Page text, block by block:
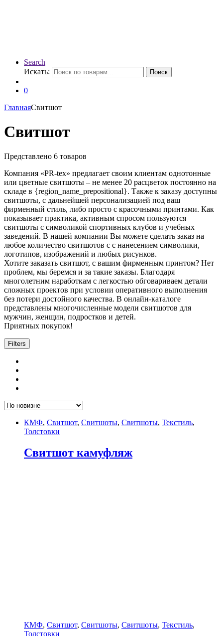
Search
Искать:
Поиск
0
ГлавнаяСвитшот
Свитшот
Представлено 6 товаров
Компания «PR-tex» предлагает своим клиентам однотонные
или цветные свитшоты – не менее 20 расцветок постоянно на
складе в {region_name_prepositional}. Также к заказу доступны
свитшоты, с дальнейшей персонализацией под ваш
фирменный стиль, либо просто с красочными принтами. Как
показывает практика, активным спросом пользуются
свитшоты с символикой спортивных клубов и учебных
заведений. В нашей компании Вы можете сделать заказ на
любое количество свитшотов с с нанесением символики,
логотипов, изображений и любых рисунков.
Хотите заказать свитшот, с вашим фирменным принтом? Нет
проблем, мы беремся и за такие заказы. Благодаря
многолетним наработкам с легкостью обговариваем детали
сложных проектов при условии оперативного выполнения
без потери достойного качества. В онлайн-каталоге
представлены многочисленные модели свитшотов для
мужчин, женщин, подростков и детей.
Приятных покупок!
Filters
КМФ, Свитшот, Свитшоты, Свитшоты, Текстиль,
Толстовки
Свитшот камуфляж
КМФ, Свитшот, Свитшоты, Свитшоты, Текстиль,
Толстовки